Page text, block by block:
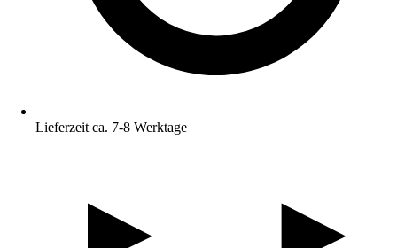
Lieferzeit ca. 7-8 Werktage